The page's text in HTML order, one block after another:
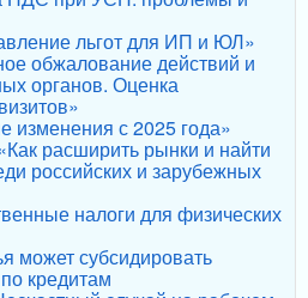
льгот для ИП и ЮЛ»
обжалование действий и
органов. Оценка
изменения с 2025 года»
расширить рынки и найти
российских и зарубежных
налоги для физических
может субсидировать
кредитам